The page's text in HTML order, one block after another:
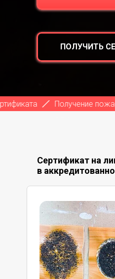
ПОЛУЧИТЬ
Получение пожарного
Сертификат на
в